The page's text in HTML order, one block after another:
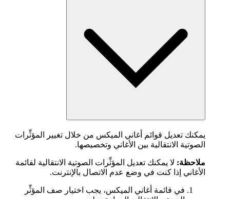
يمكنك تعديل قوائم أغاني الميكس من خلال تغيير المؤثِّرات
الصوتية الانتقالية بين الأغاني وتخصيصها.
ملاحظة: لا يمكنك تعديل المؤثِّرات الصوتية الانتقالية لقائمة
الأغاني إذا كنت في وضع عدم الاتصال بالإنترنت.
في قائمة أغاني الميكس، يجب اختيار صف المؤثِّر